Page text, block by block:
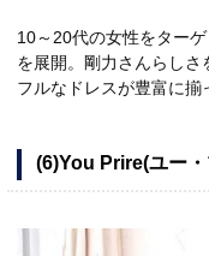
10～20代の女性をター
を展開。剛力さんらしさ
フルなドレスが豊富に揃
(6)You Prire(ユー